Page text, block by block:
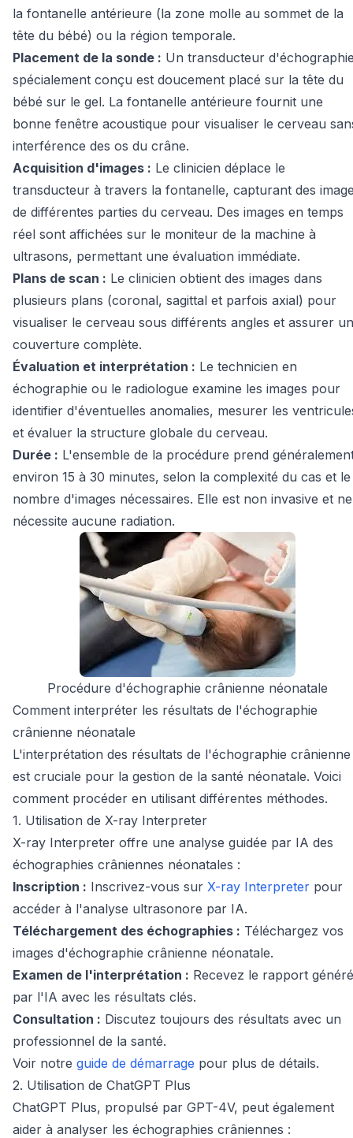
la fontanelle antérieure (la zone molle au sommet de la
tête du bébé) ou la région temporale.
Placement de la sonde : Un transducteur
spécialement conçu est doucement placé sur la tête du
bébé sur le gel. La fontanelle antérieure fournit une
bonne fenêtre acoustique pour visualiser le cerveau
interférence des os du crâne.
Acquisition d'images : Le clinicien déplace le
transducteur à travers la fontanelle, capturant des
de différentes parties du cerveau. Des images en temps
réel sont affichées sur le moniteur de la machine à
ultrasons, permettant une évaluation immédiate.
Plans de scan : Le clinicien obtient des images dans
plusieurs plans (coronal, sagittal et parfois axial) pour
visualiser le cerveau sous différents angles et assurer
couverture complète.
Évaluation et interprétation : Le technicien en
échographie ou le radiologue examine les images pour
identifier d'éventuelles anomalies, mesurer les
et évaluer la structure globale du cerveau.
Durée : L'ensemble de la procédure prend
environ 15 à 30 minutes, selon la complexité du cas et le
nombre d'images nécessaires. Elle est non invasive et ne
nécessite aucune radiation.
Procédure d'échographie crânienne néonatale
Comment interpréter les résultats de l'échographie
crânienne néonatale
L'interprétation des résultats de l'échographie crânienne
est cruciale pour la gestion de la santé néonatale. Voici
comment procéder en utilisant différentes méthodes.
1. Utilisation de X-ray Interpreter
X-ray Interpreter offre une analyse guidée par IA des
échographies crâniennes néonatales :
Inscription : Inscrivez-vous sur X-ray Interpreter pour
accéder à l'analyse ultrasonore par IA.
Téléchargement des échographies : Téléchargez vos
images d'échographie crânienne néonatale.
Examen de l'interprétation : Recevez le rapport généré
par l'IA avec les résultats clés.
Consultation : Discutez toujours des résultats avec un
professionnel de la santé.
Voir notre guide de démarrage pour plus de détails.
2. Utilisation de ChatGPT Plus
ChatGPT Plus, propulsé par GPT-4V, peut également
aider à analyser les échographies crâniennes :